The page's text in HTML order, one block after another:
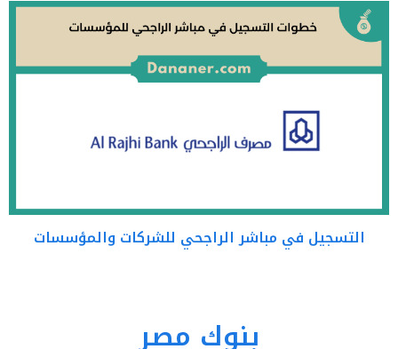
التسجيل في مباشر الراجحي للشركات والمؤسسات
بنوك مصر